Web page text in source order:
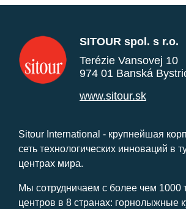
SITOUR spol. s r.o.
Terézie Vansovej 10
974 01 Banská
www.sitour.sk
Sitour International - крупнейшая
сеть технологических инноваций в
центрах мира.
Мы сотрудничаем с более чем 1000
центров в 8 странах: горнолыжные